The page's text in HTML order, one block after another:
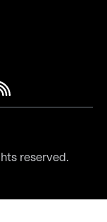
reserved.